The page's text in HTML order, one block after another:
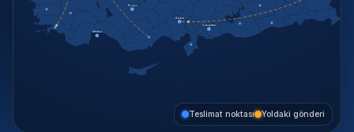
Adana
Antalya
Gaziantep
Konya
Teslimat noktası Yoldaki gönderi